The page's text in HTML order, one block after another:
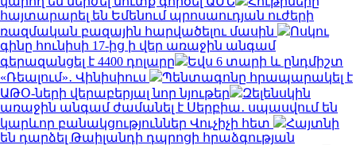
հայտարարել են Եմենում պրոսաուդյան ուժերի
ռազմական բազային հարվածելու մասին
Ոսկու
գինը հունիսի 17-ից ի վեր առաջին անգամ
գերազանցել է 4400 դոլարը
Եվս 6 տարի և ընդմիշտ
«Ռեալում»․ Վինիսիուս
Պենտագոնը հրապարակել է
ԱԹՕ-ների վերաբերյալ նոր նյութեր
Զելենսկին
առաջին անգամ ժամանել է Սերբիա․ սպասվում են
կարևոր բանակցություններ Վուչիչի հետ
Հայտնի
են դարձել Թաիլանդի դպրոցի հրաձգության